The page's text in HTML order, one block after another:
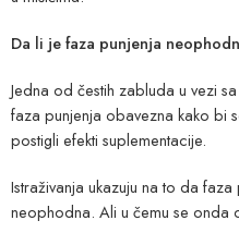
Da li je faza punjenja
Jedna od čestih zabluda u vezi
faza punjenja obavezna kako bi
postigli efekti suplementacije.
Istraživanja ukazuju na to da
neophodna. Ali u čemu se onda